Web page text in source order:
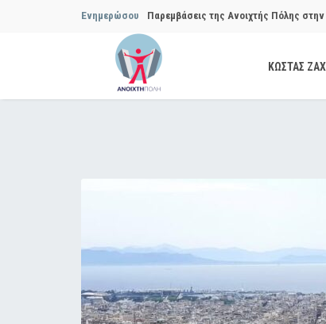
Ενημερώσου Παρεμβάσεις της Ανοιχτής Πόλης
Συμβουλίου του Δήμου…
Παρεμβάσεις της Ανοιχτής Πόλης
Να αποκατασταθεί με εγγυήσεις,
ασφάλειας στην Κυψέλη
ΚΩΣΤΑΣ